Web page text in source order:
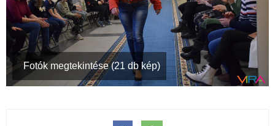
Fotók megtekintése (21 db kép)